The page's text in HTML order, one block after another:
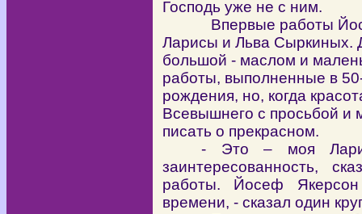
Господь уже не с ним.
Впервые работы
Ларисы и Льва Сыркиных.
большой - маслом и
работы, выполненные в
рождения, но, когда
Всевышнего с просьбой и
писать о прекрасном.
- Это – моя
заинтересованность,
работы. Йосеф
времени, - сказал один